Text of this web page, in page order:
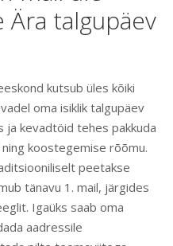
Ära talgupäev
kutsub üles kõiki
oma isiklik talgupäev
kevadtöid tehes pakkuda
koostegemise rõõmu.
peetakse
tänavu 1. mail, järgides
Igaüks saab oma
aadressile